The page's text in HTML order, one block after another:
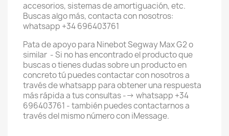
accesorios, sistemas de amortiguación, etc.
Buscas algo más, contacta con nosotros:
whatsapp +34 696403761
Pata de apoyo para Ninebot Segway Max G2 o
similar - Si no has encontrado el producto que
buscas o tienes dudas sobre un producto en
concreto tú puedes contactar con nosotros a
través de whatsapp para obtener una respuesta
más rápida a tus consultas --> whatsapp +34
696403761 - también puedes contactarnos a
través del mismo número con iMessage.